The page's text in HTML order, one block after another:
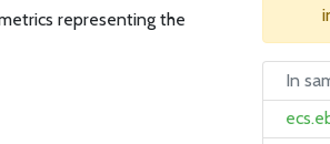
representing the
In